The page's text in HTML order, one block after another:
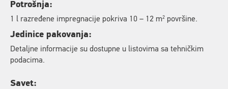
Potrošnja:
1 l razređene impregnacije pokriva 10 – 12 m2 površine.
Jedinice pakovanja:
Detaljne informacije su dostupne u listovima sa tehničkim
podacima.
Savet: